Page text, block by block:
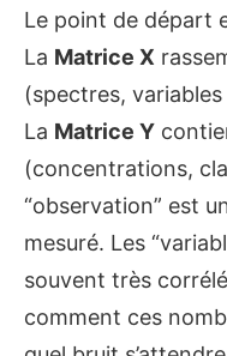
Le point de départ
La Matrice X
(spectres,
La Matrice Y
(concentrations,
“observation” est
mesuré. Les
souvent très
comment ces